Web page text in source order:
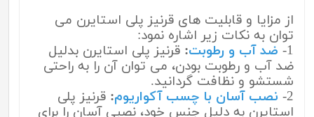
از مزایا و قابلیت های قرنیز پلی استایرن می
توان به نکات زیر اشاره نمود:
1- ضد آب و رطوبت: قرنیز پلی استایرن بدلیل
ضد آب و رطوبت بودن، می توان آن را به راحتی
شستشو و نظافت گردانید.
2- نصب آسان با چسب آکواریوم: قرنیز پلی
استایرن به دلیل جنس خود، نصبی آسان را برای